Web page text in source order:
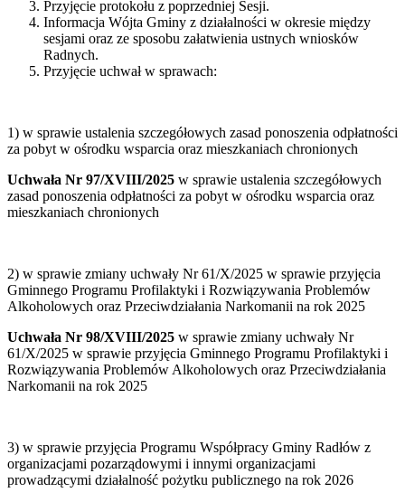
Przyjęcie protokołu z poprzedniej Sesji.
Informacja Wójta Gminy z działalności w okresie między
sesjami oraz ze sposobu załatwienia ustnych wniosków
Radnych.
Przyjęcie uchwał w sprawach:
1) w sprawie ustalenia szczegółowych zasad ponoszenia odpłatności
za pobyt w ośrodku wsparcia oraz mieszkaniach chronionych
Uchwała Nr 97/XVIII/2025 w sprawie ustalenia szczegółowych
zasad ponoszenia odpłatności za pobyt w ośrodku wsparcia oraz
mieszkaniach chronionych
2) w sprawie zmiany uchwały Nr 61/X/2025 w sprawie przyjęcia
Gminnego Programu Profilaktyki i Rozwiązywania Problemów
Alkoholowych oraz Przeciwdziałania Narkomanii na rok 2025
Uchwała Nr 98/XVIII/2025 w sprawie zmiany uchwały Nr
61/X/2025 w sprawie przyjęcia Gminnego Programu Profilaktyki i
Rozwiązywania Problemów Alkoholowych oraz Przeciwdziałania
Narkomanii na rok 2025
3) w sprawie przyjęcia Programu Współpracy Gminy Radłów z
organizacjami pozarządowymi i innymi organizacjami
prowadzącymi działalność pożytku publicznego na rok 2026